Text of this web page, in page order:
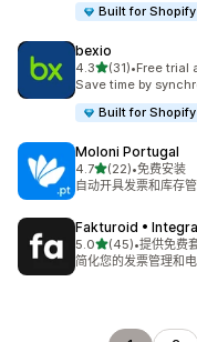
Built for Shopify
bexio
4.3星（满分 5 星）
(31)
总共 31 条评论
•Free trial
Save time by
Built for Shopify
Moloni Portugal
4.7星（满分 5 星）
(22)
总共 22 条评论
•免费安装
自动开具发票和库存
Fakturoid •
5.0星（满分 5 星）
(45)
总共 45 条评论
•提供免费
简化您的发票管理和